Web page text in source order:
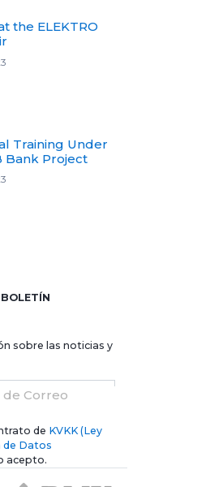
the ELEKTRO
Training Under
Bank Project
sobre las noticias y
de Correo
de KVKK (Ley
de Datos
acepto.